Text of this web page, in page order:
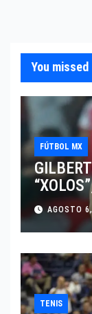
You missed
FÚTBOL MX
JUGAR
AGOSTO
TENIS